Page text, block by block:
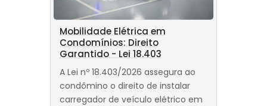
Mobilidade Elétrica em
Condomínios: Direito
Garantido - Lei 18.403
A Lei nº 18.403/2026 assegura ao
condômino o direito de instalar
carregador de veículo elétrico em